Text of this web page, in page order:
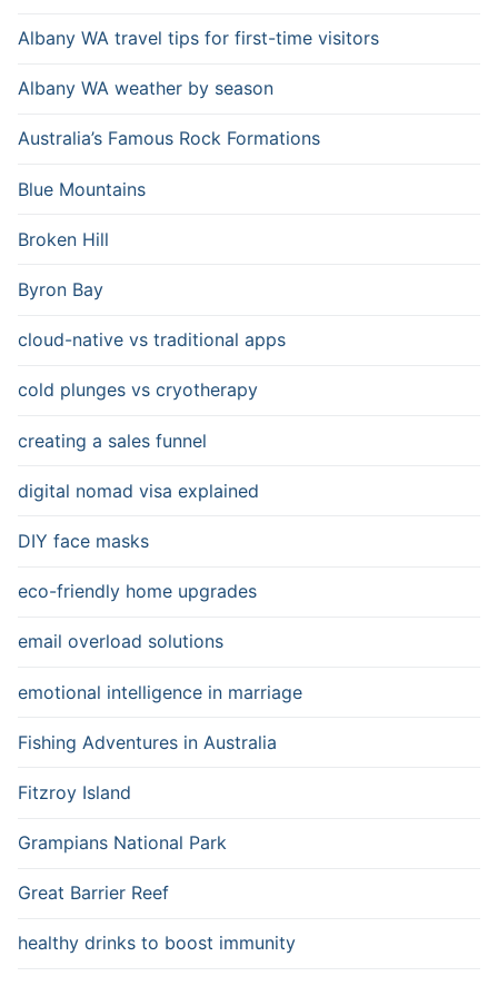
Albany WA travel tips for first-time visitors
Albany WA weather by season
Australia’s Famous Rock Formations
Blue Mountains
Broken Hill
Byron Bay
cloud-native vs traditional apps
cold plunges vs cryotherapy
creating a sales funnel
digital nomad visa explained
DIY face masks
eco-friendly home upgrades
email overload solutions
emotional intelligence in marriage
Fishing Adventures in Australia
Fitzroy Island
Grampians National Park
Great Barrier Reef
healthy drinks to boost immunity